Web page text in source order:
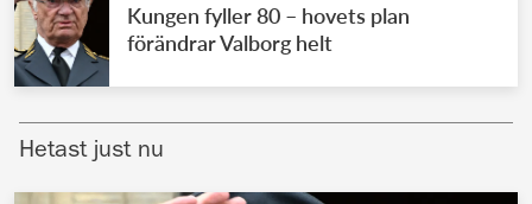
UTLÄNDSKT
VÄRLDENS KUNGAHUS
Brittiska kungahuset
Kungen fyller 80 – hovets plan
förändrar Valborg helt
Hetast just nu